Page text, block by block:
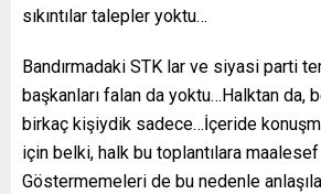
sıkıntılar talepler yoktu…
Bandırmadaki STK lar ve siyasi parti
başkanları falan da yoktu…Halktan da,
birkaç kişiydik sadece…İçeride
için belki, halk bu toplantılara
Göstermemeleri de bu nedenle